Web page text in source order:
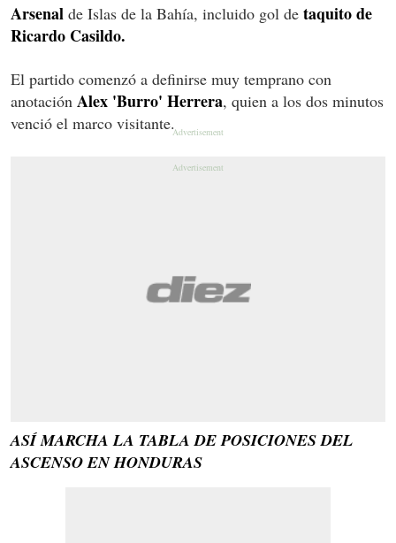
Arsenal de Islas de la Bahía, incluido gol de taquito de
Ricardo Casildo.
El partido comenzó a definirse muy temprano con
anotación Alex 'Burro' Herrera, quien a los dos minutos
venció el marco visitante.
ASÍ MARCHA LA TABLA DE POSICIONES DEL
ASCENSO EN HONDURAS